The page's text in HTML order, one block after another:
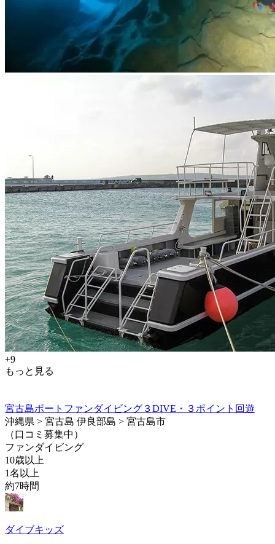
+9
もっと見る
宮古島ボートファンダイビング３DIVE・３ポイント回遊
沖縄県 > 宮古島 伊良部島 > 宮古島市
（口コミ募集中）
ファンダイビング
10歳以上
1名以上
約7時間
ダイブキッズ